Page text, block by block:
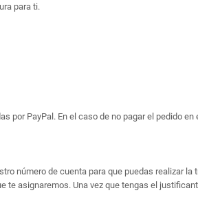
para ti.
PayPal. En el caso de no pagar el pedido en
número de cuenta para que puedas realizar la
te asignaremos. Una vez que tengas el